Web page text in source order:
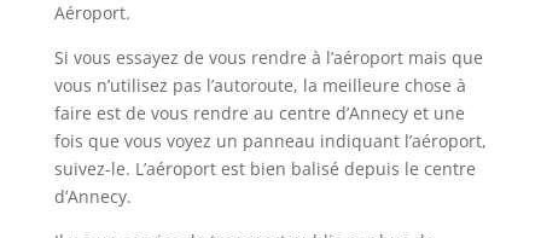
Aéroport.
Si vous essayez de vous rendre à l’aéroport mais que
vous n’utilisez pas l’autoroute, la meilleure chose à
faire est de vous rendre au centre d’Annecy et une
fois que vous voyez un panneau indiquant l’aéroport,
suivez-le. L’aéroport est bien balisé depuis le centre
d’Annecy.